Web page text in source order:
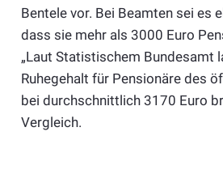
Bentele vor. Bei Beamten sei es
dass sie mehr als 3000 Euro
„Laut Statistischem Bundesamt
Ruhegehalt für Pensionäre des
bei durchschnittlich 3170 Euro
Vergleich.